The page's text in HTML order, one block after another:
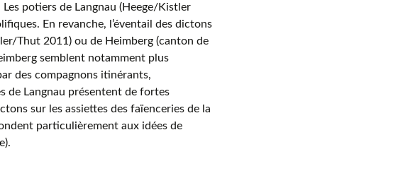
potiers de Langnau (Heege/Kistler
En revanche, l’éventail des dictons
Thut 2011) ou de Heimberg (canton de
semblent notamment plus
des compagnons itinérants,
de Langnau présentent de fortes
sur les assiettes des faïenceries de la
particulièrement aux idées de